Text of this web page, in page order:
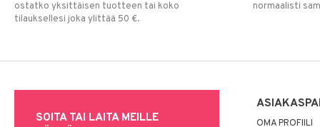
ostatko yksittäisen tuotteen tai koko
tilauksellesi joka ylittää 50 €.
normaalisti
SOITA TAI LAITA MEILLE
OMA PROFIILI